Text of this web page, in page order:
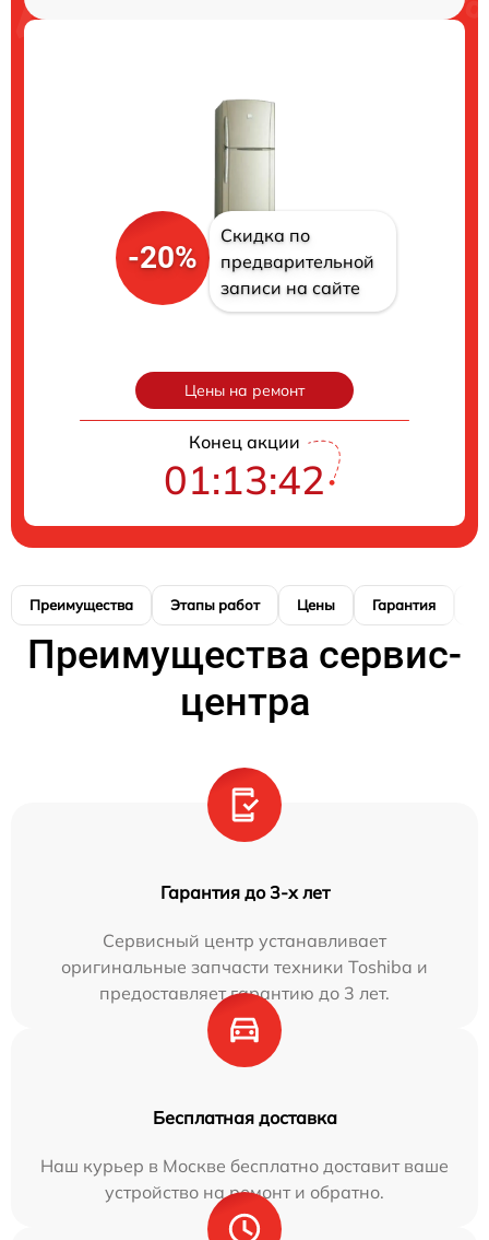
-20%
Скидка по
предварительной
записи на сайте
Цены на ремонт
Конец акции
01:13:41
Преимущества Этапы работ Цены Гарантия
Преимущества сервис-
центра
Гарантия до 3-х лет
Сервисный центр устанавливает
оригинальные запчасти техники Toshiba и
предоставляет гарантию до 3 лет.
Бесплатная доставка
Наш курьер в Москве бесплатно доставит ваше
устройство на ремонт и обратно.